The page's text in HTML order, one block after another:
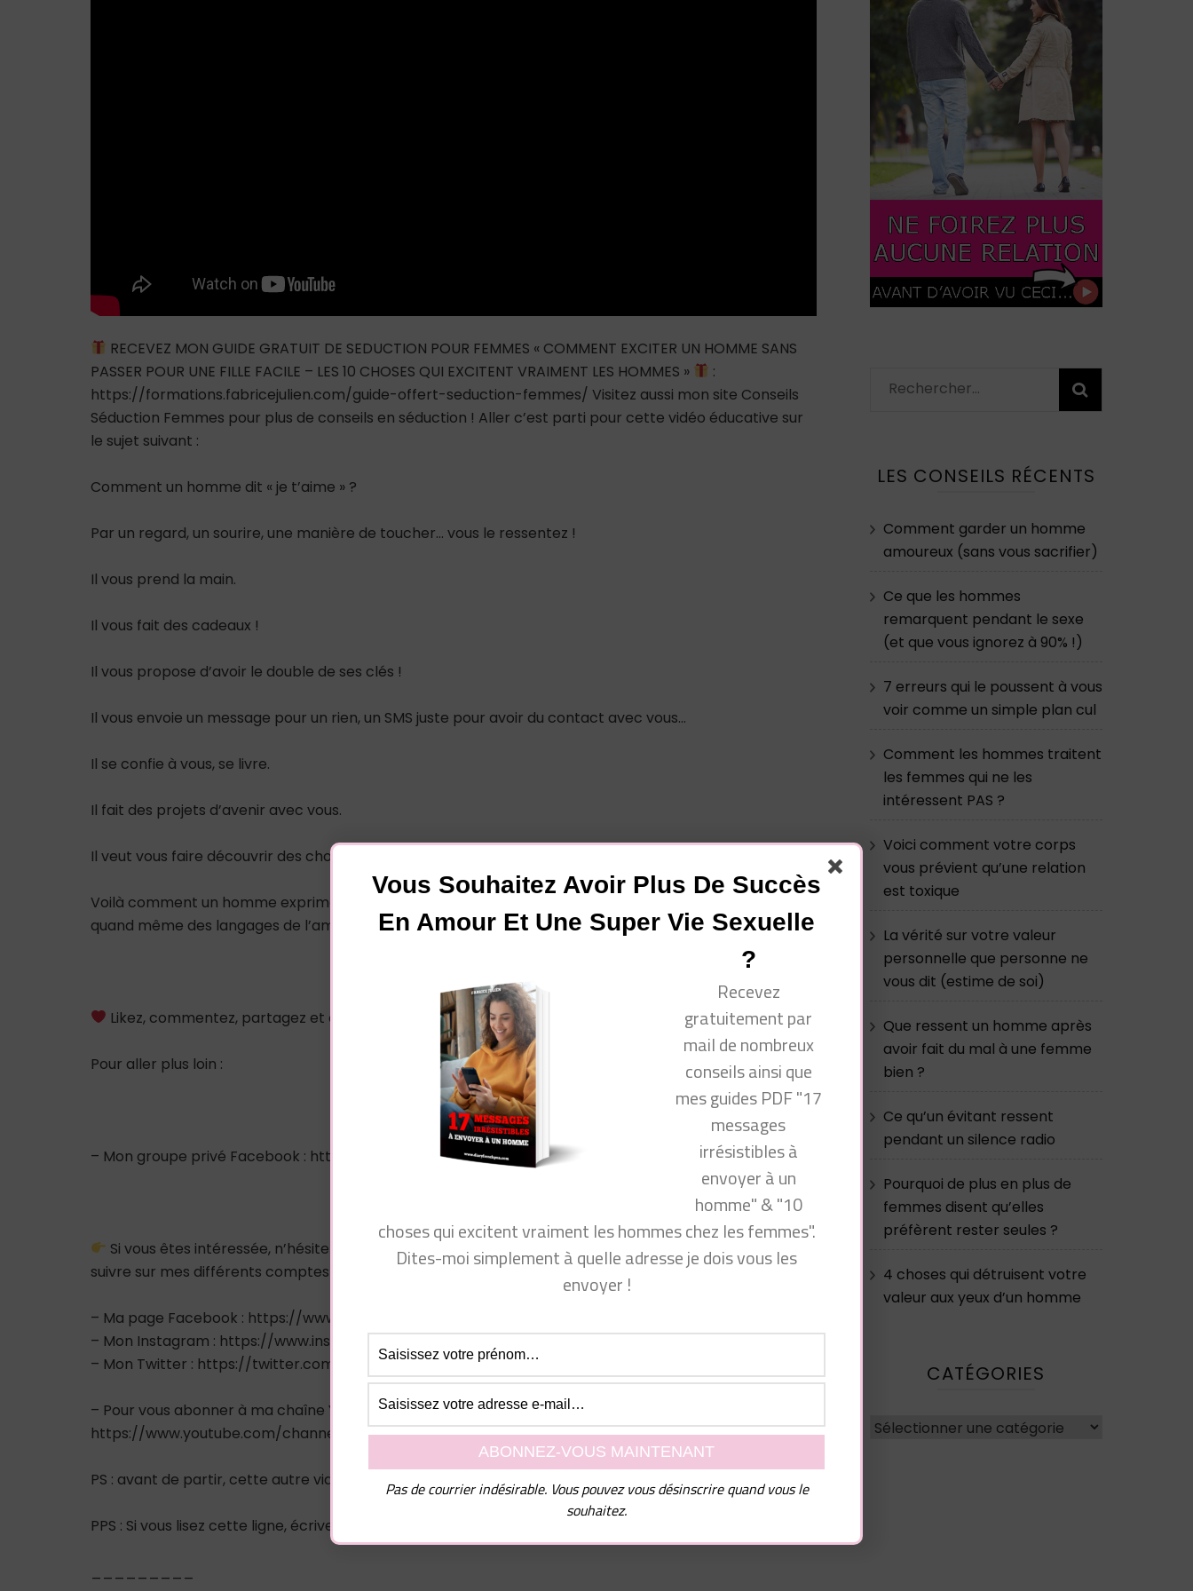
RECEVEZ MON GUIDE GRATUIT DE SEDUCTION POUR FEMMES « COMMENT EXCITER UN HOMME SANS
PASSER POUR UNE FILLE FACILE – LES 10 CHOSES QUI EXCITENT VRAIMENT LES HOMMES »
:
https://formations.fabricejulien.com/guide-offert-seduction-femmes/ Visitez aussi mon site Conseils
Séduction Femmes pour plus de conseils en séduction ! Aller c’est parti pour cette vidéo éducative sur
le sujet suivant :
Comment un homme dit « je t’aime » ?
Par un regard, un sourire, une manière de toucher… vous le ressentez !
Il vous prend la main.
Il vous fait des cadeaux !
Il vous propose d’avoir le double de ses clés !
Il vous envoie un message pour un rien, un SMS juste pour avoir du contact avec vous…
Il se confie à vous, se livre.
Il fait des projets d’avenir avec vous.
Il veut vous faire découvrir des choses importantes pour lui. Et il veut aussi entrer dans votre univers.
Voilà comment un homme exprime ses sentiments ! C’est dur d’avouer ses sentiments ! Mais il s’agit
quand même des langages de l’amour.
Likez, commentez, partagez et abonnez-vous !
Pour aller plus loin :
– Mon groupe privé Facebook : https://www.facebook.com/groups/communautecyprine/
Si vous êtes intéressée, n’hésitez pas à venir consulter mon site Conseils Séduction Femmes ou me
suivre sur mes différents comptes sociaux :
– Ma page Facebook : https://www.facebook.com/groups/conseilsseductionfemmes/
– Mon Instagram : https://www.instagram.com/produit_bio/
– Mon Twitter : https://twitter.com/pluiedecyprine
– Pour vous abonner à ma chaîne Youtube :
https://www.youtube.com/channel/UCA9jUN3_CQ9pszZbxBvf5KQ
PS : avant de partir, cette autre vidéo pourrait bien vous intéresser 👁 : https://youtu.be/Jl1cEJJpyIY
PPS : Si vous lisez cette ligne, écrivez « #teamcyprine » dans les commentaires !
Rechercher :
LES CONSEILS RÉCENTS
Comment garder un homme
amoureux (sans vous sacrifier)
Ce que les hommes
remarquent pendant le sexe
(et que vous ignorez à 90% !)
7 erreurs qui le poussent à vous
voir comme un simple plan cul
Comment les hommes traitent
les femmes qui ne les
intéressent PAS ?
Voici comment votre corps
vous prévient qu’une relation
est toxique
La vérité sur votre valeur
personnelle que personne ne
vous dit (estime de soi)
Que ressent un homme après
avoir fait du mal à une femme
bien ?
Ce qu’un évitant ressent
pendant un silence radio
Pourquoi de plus en plus de
femmes disent qu’elles
préfèrent rester seules ?
4 choses qui détruisent votre
valeur aux yeux d’un homme
CATÉGORIES
Catégories
Vous Souhaitez Avoir Plus De Succès
En Amour Et Une Super Vie Sexuelle
?
Recevez
gratuitement par
mail de nombreux
conseils ainsi que
mes guides PDF "17
messages
irrésistibles à
envoyer à un
homme" & "10
choses qui excitent vraiment les hommes chez les femmes".
Dites-moi simplement à quelle adresse je dois vous les
envoyer !
Pas de courrier indésirable. Vous pouvez vous désinscrire quand vous le
souhaitez.